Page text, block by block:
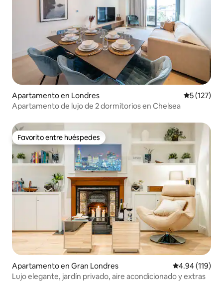
Apartamento en Londres
5 (127)
Apartamento de lujo de 2 dormitorios en Chelsea
Favorito entre huéspedes
Favorito entre huéspedes
Apartamento en Gran Londres Calificación
4.94 (119)
Lujo elegante, jardín privado, aire acondicionado y extras